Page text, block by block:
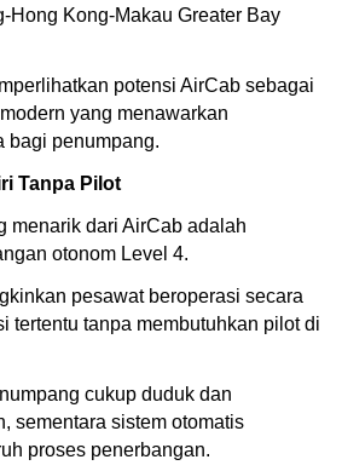
Hong Kong-Makau Greater Bay
potensi AirCab sebagai
yang menawarkan
bagi penumpang.
Tanpa Pilot
menarik dari AirCab adalah
otonom Level 4.
pesawat beroperasi secara
tertentu tanpa membutuhkan pilot di
cukup duduk dan
sementara sistem otomatis
proses penerbangan.